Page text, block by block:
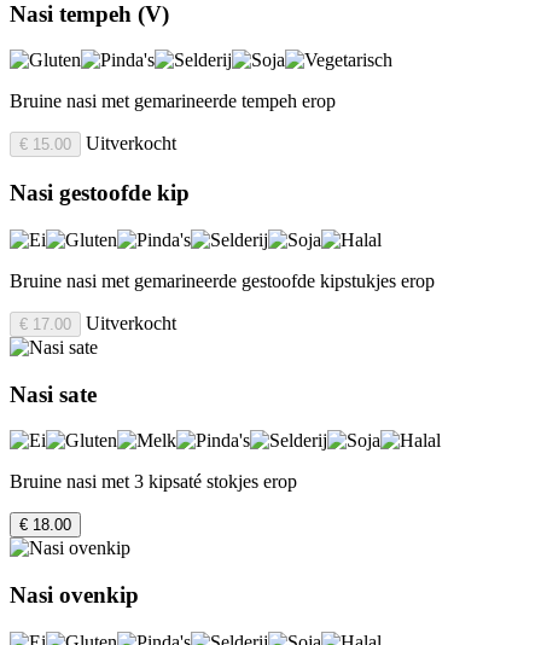
Nasi tempeh (V)
Bruine nasi met gemarineerde tempeh erop
€ 15.00 Uitverkocht
Nasi gestoofde kip
Bruine nasi met gemarineerde gestoofde kipstukjes erop
€ 17.00 Uitverkocht
Nasi sate
Bruine nasi met 3 kipsaté stokjes erop
€ 18.00
Nasi ovenkip